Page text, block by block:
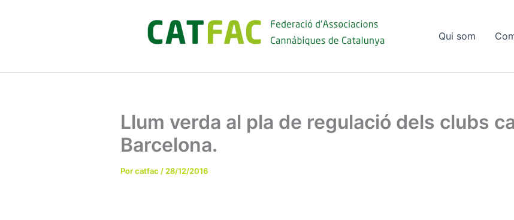
Qui som
Llum verda al pla de regulació dels clubs
Barcelona.
Porcatfac / 28/12/2016